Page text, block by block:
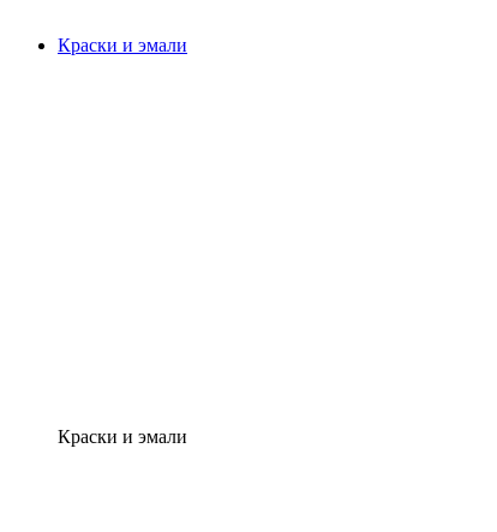
Краски и эмали
Краски и эмали